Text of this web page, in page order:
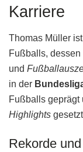
Karriere
Thomas Müller
Fußballs, dessen
und
in der
Fußballs geprägt
Highlights
Rekorde